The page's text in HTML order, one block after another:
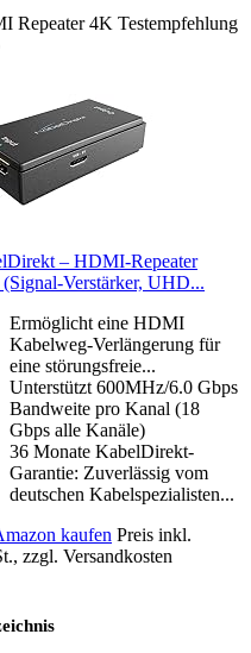
Repeater 4K Testempfehlung
– HDMI-Repeater
Verstärker, UHD...
Ermöglicht eine HDMI
Kabelweg-Verlängerung für
eine störungsfreie...
Unterstützt 600MHz/6.0 Gbps
Bandweite pro Kanal (18
Gbps alle Kanäle)
36 Monate KabelDirekt-
Garantie: Zuverlässig vom
deutschen Kabelspezialisten...
kaufen Preis inkl.
zzgl. Versandkosten